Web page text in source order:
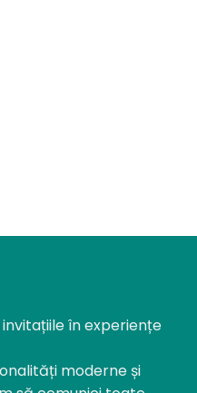
în experiențe
moderne și